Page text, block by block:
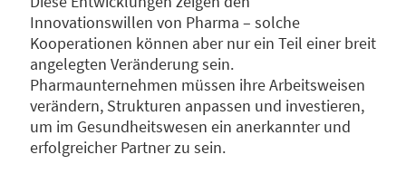
Innovationswillen von Pharma – solche
Kooperationen können aber nur ein Teil einer breit
angelegten Veränderung sein.
Pharmaunternehmen müssen ihre Arbeitsweisen
verändern, Strukturen anpassen und investieren,
um im Gesundheitswesen ein anerkannter und
erfolgreicher Partner zu sein.